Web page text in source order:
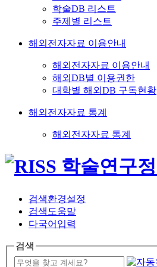
학술DB 리스트
주제별 리스트
해외전자자료 이용안내
해외전자자료 이용안내
해외DB별 이용권한
대학별 해외DB 구독현황
해외전자자료 통계
해외전자자료 통계
검색환경설정
검색도움말
다국어입력
검색